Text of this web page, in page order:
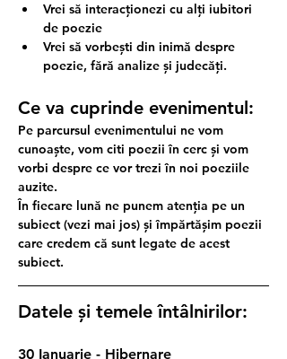
Vrei să interacționezi cu alți iubitori
de poezie
Vrei să vorbești din inimă despre
poezie, fără analize și judecăți.
Ce va cuprinde evenimentul:
Pe parcursul evenimentului ne vom
cunoaște, vom citi poezii în cerc și vom
vorbi despre ce vor trezi în noi poeziile
auzite.
În fiecare lună ne punem atenția pe un
subiect (vezi mai jos) și împărtășim poezii
care credem că sunt legate de acest
subiect.
Datele și temele întâlnirilor:
30 Ianuarie - Hibernare